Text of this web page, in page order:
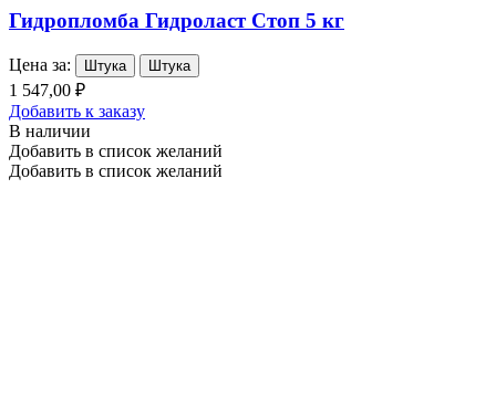
Гидропломба Гидроласт Стоп 5 кг
Цена за: Штука Штука
1 547,00 ₽
Добавить к заказу
В наличии
Добавить в список желаний
Добавить в список желаний